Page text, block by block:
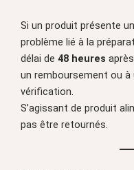
Si un produit présente
problème lié à la
délai de 48 heures
un remboursement ou
vérification.
S’agissant de produit
pas être retournés.